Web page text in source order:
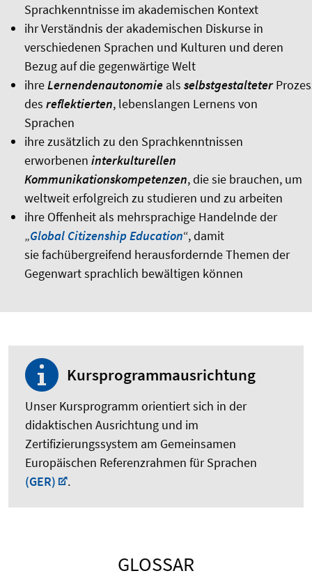
Sprachkenntnisse im akademischen Kontext
ihr Verständnis der akademischen Diskurse in
verschiedenen Sprachen und Kulturen und deren
Bezug auf die gegenwärtige Welt
ihreLernendenautonomie als selbstgestalteter
des reflektierten, lebenslangen Lernens von
Sprachen
ihre zusätzlich zu den Sprachkenntnissen
erworbenen interkulturellen
Kommunikationskompetenzen, die sie brauchen, um
weltweit erfolgreich zu studieren und zu arbeiten
ihre Offenheit als mehrsprachige Handelnde der
„Global Citizenship Education“, damit
sie fachübergreifend herausfordernde Themen der
Gegenwart sprachlich bewältigen können
Kursprogrammausrichtung
Unser Kursprogramm orientiert sich in der
didaktischen Ausrichtung und im
Zertifizierungssystem am Gemeinsamen
Europäischen Referenzrahmen für Sprachen
(GER)
.
GLOSSAR